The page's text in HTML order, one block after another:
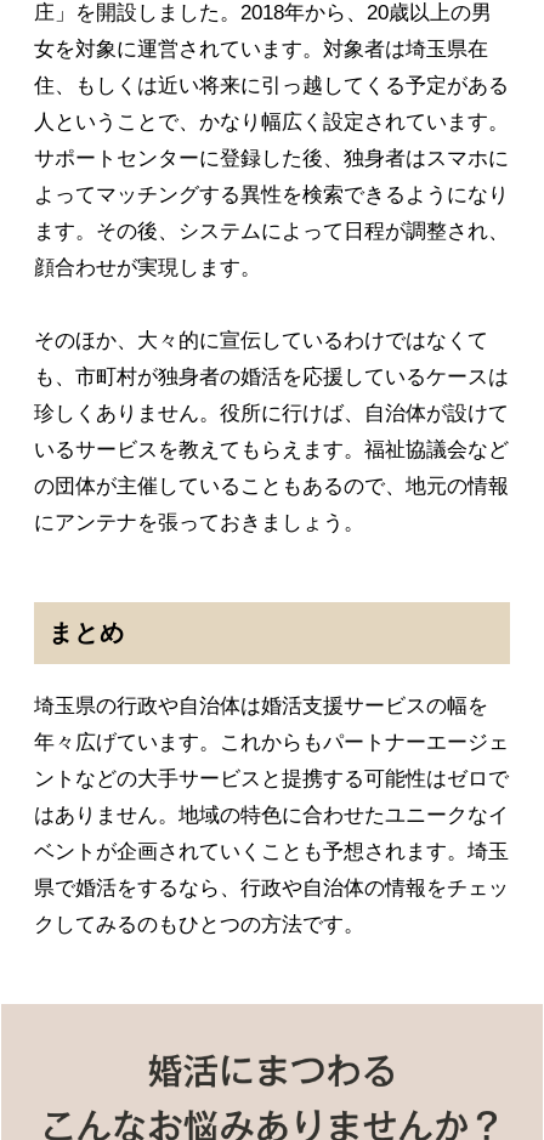
庄」を開設しました。2018年から、20歳以上の男
女を対象に運営されています。対象者は埼玉県在
住、もしくは近い将来に引っ越してくる予定がある
人ということで、かなり幅広く設定されています。
サポートセンターに登録した後、独身者はスマホに
よってマッチングする異性を検索できるようになり
ます。その後、システムによって日程が調整され、
顔合わせが実現します。
そのほか、大々的に宣伝しているわけではなくて
も、市町村が独身者の婚活を応援しているケースは
珍しくありません。役所に行けば、自治体が設けて
いるサービスを教えてもらえます。福祉協議会など
の団体が主催していることもあるので、地元の情報
にアンテナを張っておきましょう。
まとめ
埼玉県の行政や自治体は婚活支援サービスの幅を
年々広げています。これからもパートナーエージェ
ントなどの大手サービスと提携する可能性はゼロで
はありません。地域の特色に合わせたユニークなイ
ベントが企画されていくことも予想されます。埼玉
県で婚活をするなら、行政や自治体の情報をチェッ
クしてみるのもひとつの方法です。